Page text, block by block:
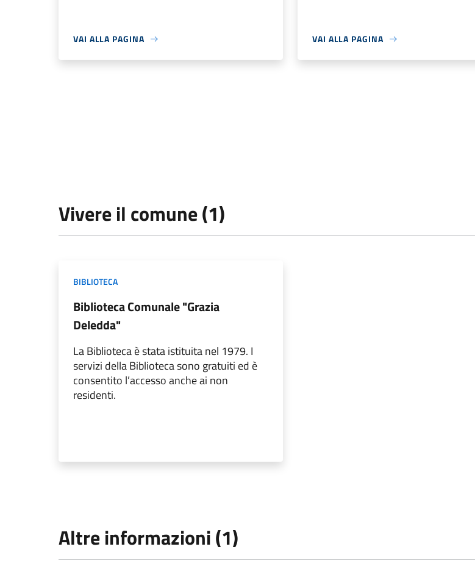
VAI ALLA PAGINA VAI ALLA PAGINA
Vivere il comune (1)
BIBLIOTECA
Biblioteca Comunale "Grazia
Deledda"
La Biblioteca è stata istituita nel 1979. I
servizi della Biblioteca sono gratuiti ed è
consentito l’accesso anche ai non
residenti.
Altre informazioni (1)